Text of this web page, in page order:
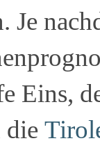
Je
Eins,
die